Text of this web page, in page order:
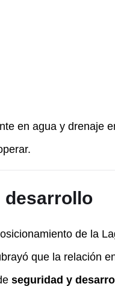
en agua y drenaje
desarrollo
de la
que la relación
seguridad y